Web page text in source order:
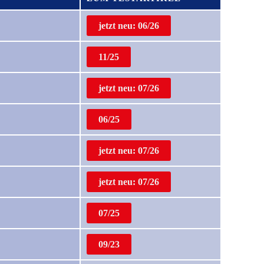
jetzt neu: 06/26
11/25
jetzt neu: 07/26
06/25
jetzt neu: 07/26
jetzt neu: 07/26
07/25
09/23